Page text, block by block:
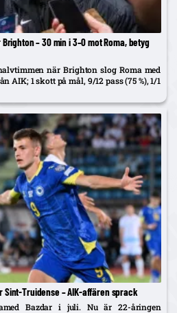
– 30 min i 3–0 mot Roma, betyg
när Brighton slog Roma med
AIK; 1 skott på mål, 9/12 pass (75 %), 1/1
Sint-Truidense – AIK-affären sprack
Bazdar i juli. Nu är 22-åringen